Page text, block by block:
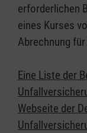
erforderlichen
eines Kurses
Abrechnung für
Eine Liste der
Webseite der